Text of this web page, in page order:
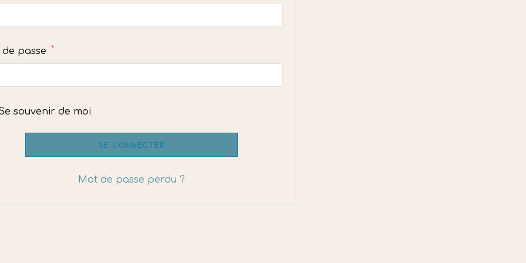
passe *Obligatoire
souvenir de moi
SE CONNECTER
Mot de passe perdu ?